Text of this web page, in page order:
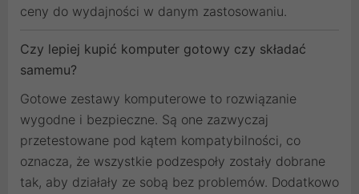
ceny do wydajności w danym zastosowaniu.
Czy lepiej kupić komputer gotowy czy składać
samemu?
Gotowe zestawy komputerowe to rozwiązanie
wygodne i bezpieczne. Są one zazwyczaj
przetestowane pod kątem kompatybilności, co
oznacza, że wszystkie podzespoły zostały dobrane
tak, aby działały ze sobą bez problemów. Dodatkowo